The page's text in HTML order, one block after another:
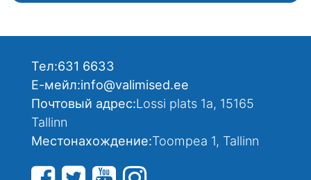
Тел:631 6633
Е-мейл:info@valimised.ee
Почтовый адрес:Lossi plats 1a, 15165
Tallinn
Местонахождение:Toompea 1, Tallinn